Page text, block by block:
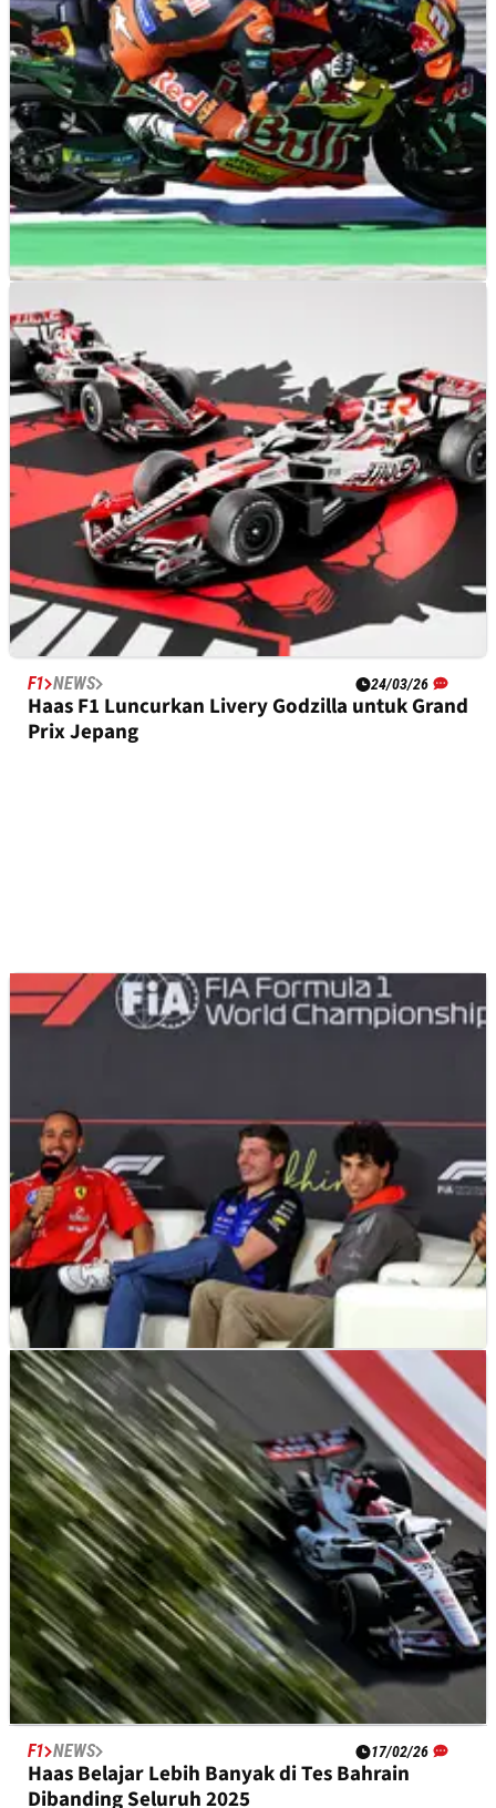
MOTOGP
MotoGP Catalunya 2026: Starting Grid Grand
Prix di Barcelona
F1 NEWS 24/03/26
Haas F1 Luncurkan Livery Godzilla untuk Grand
Prix Jepang
F1 NEWS 19/02/26
Pembalap Ragu dengan Kemampuan Overtake
Mobil F1 2026
F1 NEWS 17/02/26
Haas Belajar Lebih Banyak di Tes Bahrain
Dibanding Seluruh 2025